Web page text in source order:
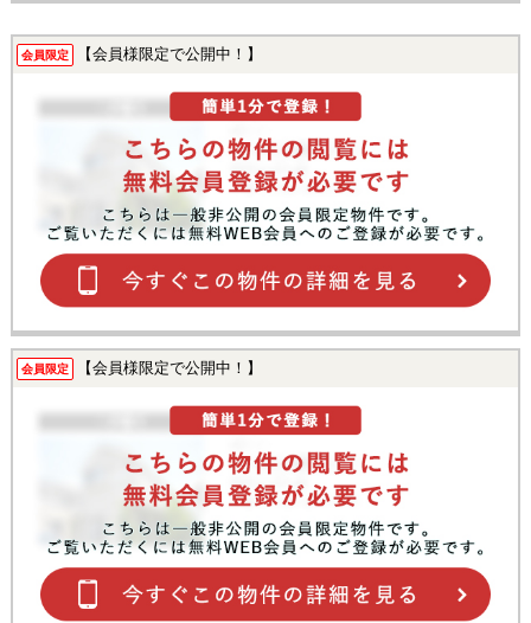
会員限定 【会員様限定で公開中！】
会員限定 【会員様限定で公開中！】